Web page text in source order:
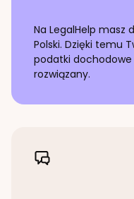
Na LegalHelp masz
Polski. Dzięki temu
podatki
rozwiązany.